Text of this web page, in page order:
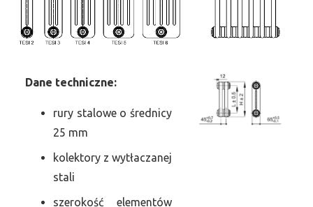
Dane techniczne:
rury stalowe o średnicy
25 mm
kolektory z wytłaczanej
stali
szerokość elementów